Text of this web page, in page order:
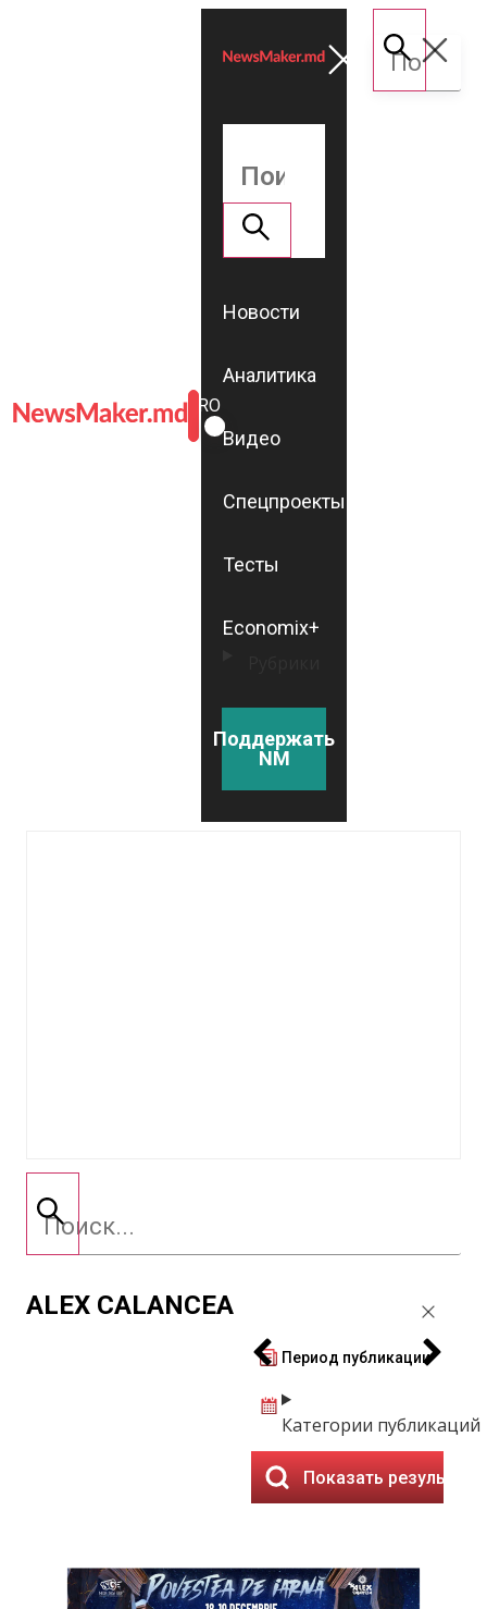
ROMÂNĂ
RU
Новости
Аналитика
Видео
Спецпроекты
Тесты
Economix+
Поддержать
NM
ALEX CALANCEA
Период публикации
Категории публикаций
Показать результаты